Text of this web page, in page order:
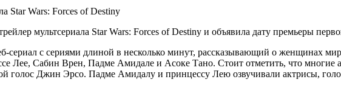
мультсериала Star Wars: Forces of Destiny и объявила дату премьеры
сериал с сериями длиной в несколько минут, рассказывающий о женщинах
Лее, Сабин Врен, Падме Амидале и Асоке Тано. Стоит отметить, что многие
голос Джин Эрсо. Падме Амидалу и принцессу Лею озвучивали актрисы,